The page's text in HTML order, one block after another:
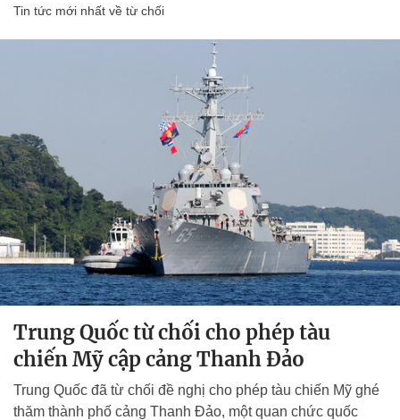
Tin tức mới nhất về từ chối
Trung Quốc từ chối cho phép tàu
chiến Mỹ cập cảng Thanh Đảo
Trung Quốc đã từ chối đề nghị cho phép tàu chiến Mỹ ghé
thăm thành phố cảng Thanh Đảo, một quan chức quốc